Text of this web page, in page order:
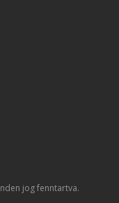
jog fenntartva.